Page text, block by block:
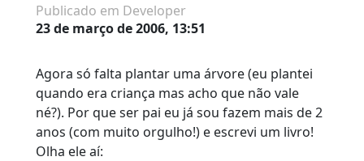
Publicado em Developer
23 de março de 2006, 13:51
Agora só falta plantar uma árvore (eu plantei
quando era criança mas acho que não vale
né?). Por que ser pai eu já sou fazem mais de 2
anos (com muito orgulho!) e escrevi um livro!
Olha ele aí: